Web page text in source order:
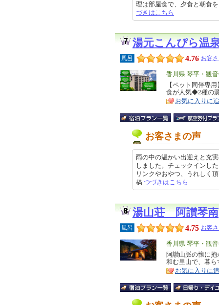
理は部屋食で、夕食と朝食
づきはこちら
湯元こんぴら温
風呂 4.76 お客
エ
リ
ア
香川県 琴平・観
特
徴
【ペット同伴専
食が人気◆2種の
お気に入りに
お客さまの声
雨の中の温かい出迎えと充
しました。チェックインし
リンクやおやつ、うれしく
稿 つづきはこちら
湯山荘 阿讃琴南
風呂 4.75 お客
エ
リ
ア
香川県 琴平・観
特
徴
阿讃山脈の懐に
和む里山で、暮
お気に入りに